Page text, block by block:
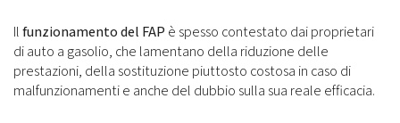
Ilfunzionamento del FAP è spesso contestato dai proprietari
di auto a gasolio, che lamentano della riduzione delle
prestazioni, della sostituzione piuttosto costosa in caso di
malfunzionamenti e anche del dubbio sulla sua reale efficacia.